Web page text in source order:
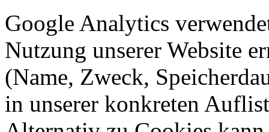
Google Analytics
Nutzung unserer Website
(Name, Zweck,
in unserer konkreten